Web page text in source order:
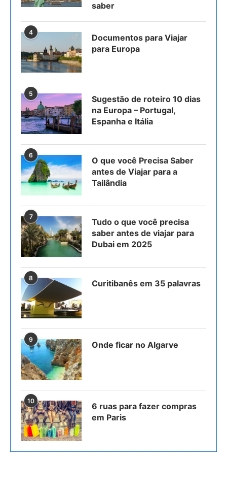
saber
4
Documentos para Viajar
para Europa
5
Sugestão de roteiro 10 dias
na Europa – Portugal,
Espanha e Itália
6
O que você Precisa Saber
antes de Viajar para a
Tailândia
7
Tudo o que você precisa
saber antes de viajar para
Dubai em 2025
8
Curitibanês em 35 palavras
9
Onde ficar no Algarve
10
6 ruas para fazer compras
em Paris